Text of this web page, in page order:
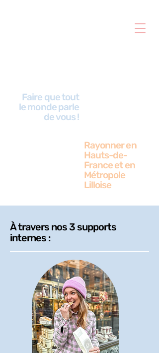
Faire que tout
le monde parle
de vous !
Rayonner en
Hauts-de-
France et en
Métropole
Lilloise
À travers nos 3 supports
internes :